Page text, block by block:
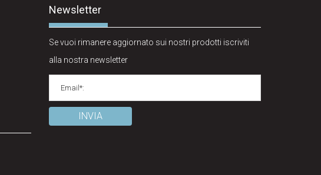
Newsletter
Se vuoi rimanere aggiornato sui nostri prodotti iscriviti
alla nostra newsletter